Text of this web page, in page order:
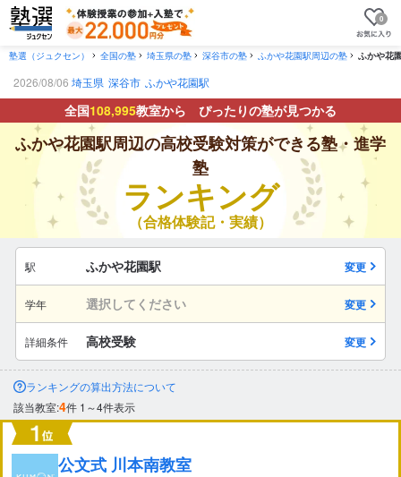
0
塾選（ジュクセン） 全国の塾 埼玉県の塾 深谷市の塾 ふかや花園駅周辺の塾 ふかや花
2026/08/06 埼玉県 深谷市 ふかや花園駅
全国108,995教室から ぴったりの塾が見つかる
ふかや花園駅周辺の高校受験対策ができる塾・進学
塾
ランキング
（合格体験記・実績）
駅 ふかや花園駅 変更
学年 選択してください 変更
詳細条件 高校受験 変更
市区町村
ランキングの算出方法について
該当教室:4件 1～4件表示
公文式 川本南教室